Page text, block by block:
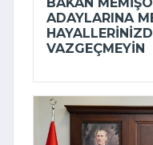
ADAYLARINA
VAZGEÇMEYIN